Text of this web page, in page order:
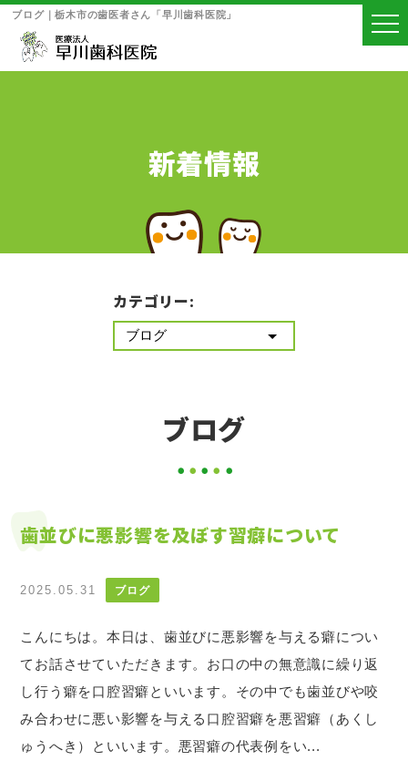
ブログ｜栃木市の歯医者さん「早川歯科医院」
新着情報
カテゴリー:
ブログ
歯並びに悪影響を及ぼす習癖について
2025.05.31 ブログ
こんにちは。本日は、歯並びに悪影響を与える癖につい
てお話させていただきます。お口の中の無意識に繰り返
し行う癖を口腔習癖といいます。その中でも歯並びや咬
み合わせに悪い影響を与える口腔習癖を悪習癖（あくし
ゅうへき）といいます。悪習癖の代表例をい...